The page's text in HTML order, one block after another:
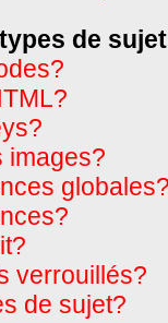
de sujet
images?
verrouillés?
de sujet?